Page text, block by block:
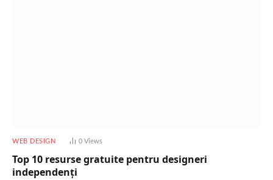
WEB DESIGN 0 Views
Top 10 resurse gratuite pentru designeri
independenți